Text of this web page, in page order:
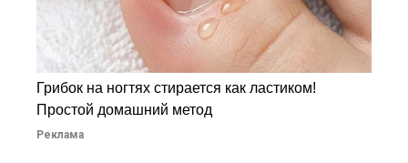
Грибок на ногтях стирается как ластиком!
Простой домашний метод
Реклама